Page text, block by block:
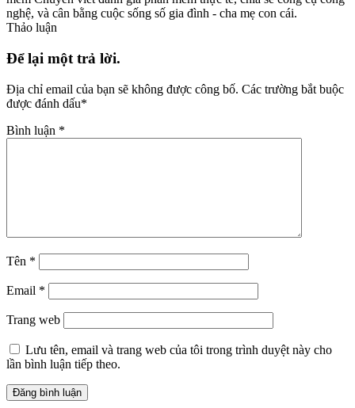
nghệ, và cân bằng cuộc sống số gia đình - cha mẹ con cái.
Thảo luận
Để lại một trả lời.
Địa chỉ email của bạn sẽ không được công bố. Các trường bắt buộc
được đánh dấu*
Bình luận *
Tên *
Email *
Trang web
Lưu tên, email và trang web của tôi trong trình duyệt này cho
lần bình luận tiếp theo.